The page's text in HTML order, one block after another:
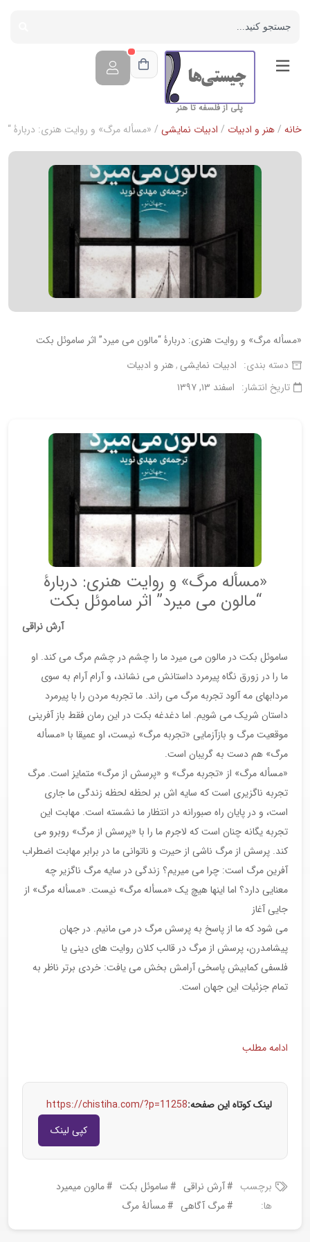
پلی از فلسفه تا هنر
خانه /هنر و ادبیات / ادبیات نمایشی / «مسأله مرگ» و روایت هنری: دربارۀ
«مسأله مرگ» و روایت هنری: دربارۀ “مالون می میرد” اثر ساموئل بکت
دسته بندی: ادبیات نمایشی هنر و ادبیات
تاریخ انتشار: اسفند ۱۳, ۱۳۹۷
«مسأله مرگ» و روایت هنری: دربارۀ
“مالون می میرد” اثر ساموئل بکت
آرش نراقی
ساموئل بکت در مالون می میرد ما را چشم در چشم مرگ می کند. او
ما را در زورق نگاه پیرمرد داستانش می نشاند، و آرام آرام به سوی
مردابهای مه آلود تجربه مرگ می راند. ما تجربه مردن را با پیرمرد
داستان شریک می شویم. اما دغدغه بکت در این رمان فقط باز آفرینی
موقعیت مرگ و بازآزمایی «تجربه مرگ» نیست، او عميقا با «مسأله
مرگ» هم دست به گریبان است.
«مسأله مرگ» از «تجربه مرگ» و «پرسش از مرگ» متمایز است. مرگ
تجربه ناگزیری است که سایه اش بر لحظه لحظه زندگی ما جاری
است، و در پایان راه صبورانه در انتظار ما نشسته است. مهابت این
تجربه یگانه چنان است که لاجرم ما را با «پرسش از مرگ» روبرو می
کند. پرسش از مرگ ناشی از حيرت و ناتوانی ما در برابر مهابت اضطراب
آفرین مرگ است: چرا می میریم؟ زندگی در سایه مرگ ناگزیر چه
معنایی دارد؟ اما اینها هیچ یک «مسأله مرگ» نیست. «مسأله مرگ» از
جایی آغاز
می شود که ما از پاسخ به پرسش مرگ در می مانیم. در جهان
پیشامدرن، پرسش از مرگ در قالب کلان روایت های دینی یا
فلسفی کمابیش پاسخی آرامش بخش می یافت: خردی برتر ناظر به
تمام جزئیات این جهان است.
ادامه مطلب
لینک کوتاه این صفحه:https://chistiha.com/?p=11258
کپی لینک
برچسب
ها:
آرش نراقی ساموئل بکت
مالون میمیرد
مرگ آگاهی
مسألۀ مرگ